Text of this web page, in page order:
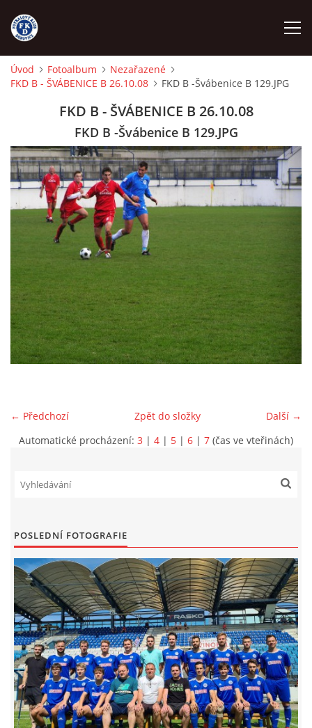
ÚVOD
FKD A
FKD B
STARŠÍ DOROST
STARŠÍ ŽÁCI
MLADŠÍ ŽÁCI
STARŠÍ PŘÍPRAVKA R 2012 + 2013
ARCHÍV
DOTACE
FKD, z.s.
Drnovice 704
68304 Drnovice
ičo 27005305
Úvod Fotoalbum
Nezařazené
FKD B - ŠVÁBENICE B 26.10.08
FKD B -Švábenice B 129.JPG
FKD B - ŠVÁBENICE B 26.10.08
FKD B -Švábenice B 129.JPG
← Předchozí Další →
Zpět do složky
Automatické procházení: 3 | 4 | 5 | 6 | 7 (čas ve vteřinách)
POSLEDNÍ FOTOGRAFIE